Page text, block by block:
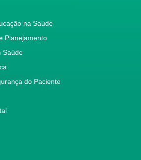
na Saúde
Planejamento
Saúde
do Paciente